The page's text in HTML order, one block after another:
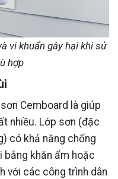
vi khuẩn gây hại khi sử
hợp
Cemboard là giúp
nhiều. Lớp sơn (đặc
có khả năng chống
bằng khăn ẩm hoặc
với các công trình dân